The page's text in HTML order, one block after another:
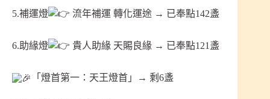
5.補運燈 流年補運 轉化運途 → 已奉點142盞
6.助緣燈 貴人助緣 天賜良緣 → 已奉點121盞
「燈首第一：天王燈首」→ 剩6盞